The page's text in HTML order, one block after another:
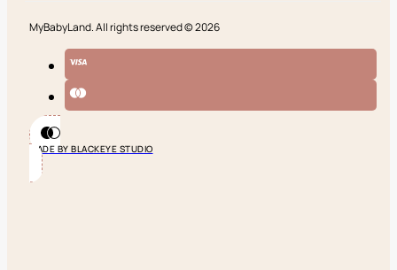
MyBabyLand. All rights reserved © 2026
MADE BY BLACKEYE STUDIO